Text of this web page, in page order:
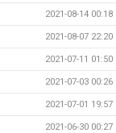
2021-08-14 00:18
2021-08-07 22:20
2021-07-11 01:50
2021-07-03 00:26
2021-07-01 19:57
2021-06-30 00:27